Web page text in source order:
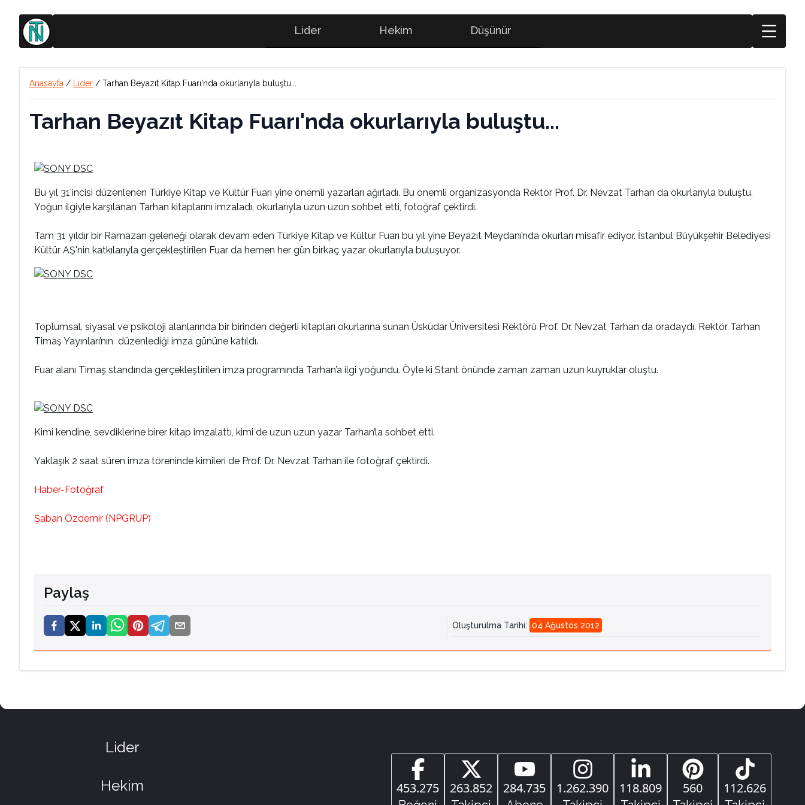
Lider Hekim Düşünür
Anasayfa / Lider / Tarhan Beyazıt Kitap Fuarı'nda okurlarıyla buluştu...
Tarhan Beyazıt Kitap Fuarı'nda okurlarıyla buluştu...
Bu yıl 31’incisi düzenlenen Türkiye Kitap ve Kültür Fuarı yine önemli yazarları ağırladı. Bu önemli organizasyonda Rektör Prof. Dr. Nevzat Tarhan da okurlarıyla buluştu.
Yoğun ilgiyle karşılanan Tarhan kitaplarını imzaladı, okurlarıyla uzun uzun sohbet etti, fotoğraf çektirdi.
Tam 31 yıldır bir Ramazan geleneği olarak devam eden Türkiye Kitap ve Kültür Fuarı bu yıl yine Beyazıt Meydanı’nda okurları misafir ediyor. İstanbul Büyükşehir Belediyesi
Kültür AŞ'nin katkılarıyla gerçekleştirilen Fuar da hemen her gün birkaç yazar okurlarıyla buluşuyor.
Toplumsal, siyasal ve psikoloji alanlarında bir birinden değerli kitapları okurlarına sunan Üsküdar Üniversitesi Rektörü Prof. Dr. Nevzat Tarhan da oradaydı. Rektör Tarhan
Timaş Yayınları’nın düzenlediği imza gününe katıldı.
Fuar alanı Timaş standında gerçekleştirilen imza programında Tarhan’a ilgi yoğundu. Öyle ki Stant önünde zaman zaman uzun kuyruklar oluştu.
Kimi kendine, sevdiklerine birer kitap imzalattı, kimi de uzun uzun yazar Tarhan’la sohbet etti.
Yaklaşık 2 saat süren imza töreninde kimileri de Prof. Dr. Nevzat Tarhan ile fotoğraf çektirdi.
Haber-Fotoğraf
Şaban Özdemir (NPGRUP)
Paylaş
Oluşturulma Tarihi: 04 Ağustos 2012
Lider
Hekim 453.275 263.852 284.735 1.262.390 118.809 560 112.626